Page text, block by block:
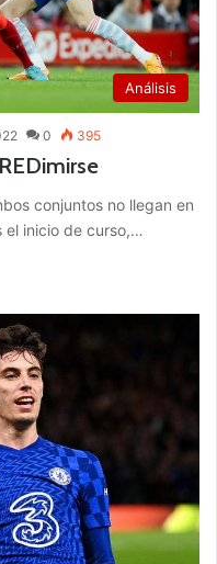
Análisis
0 395
conjuntos no llegan en
el inicio de curso,…